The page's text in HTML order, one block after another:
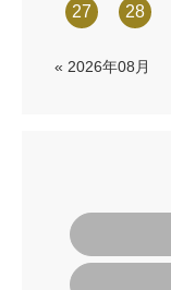
27 28
« 2026年08月